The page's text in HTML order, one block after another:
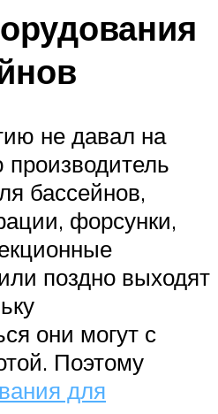
не давал на
бассейнов,
форсунки,
поздно выходят
они могут с
Поэтому
для